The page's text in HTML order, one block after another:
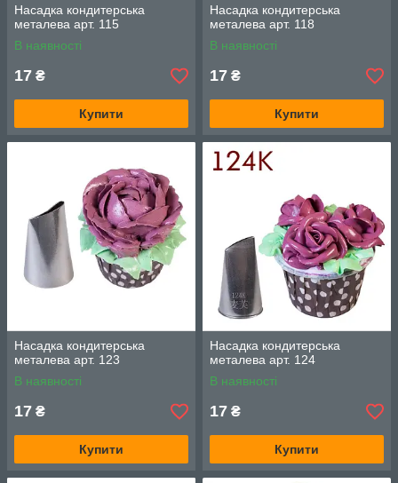
Насадка кондитерська
металева арт. 115
В наявності
17 ₴
Купити
Насадка кондитерська
металева арт. 118
В наявності
17 ₴
Купити
Насадка кондитерська
металева арт. 123
В наявності
17 ₴
Купити
Насадка кондитерська
металева арт. 124
В наявності
17 ₴
Купити